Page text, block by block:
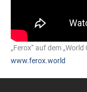
„Ferox“ auf dem
www.ferox.world